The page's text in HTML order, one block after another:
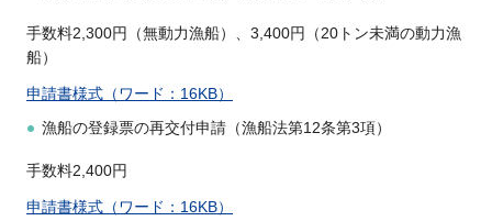
手数料2,300円（無動力漁船）、3,400円（20トン未満の動力漁
船）
申請書様式（ワード：16KB）
漁船の登録票の再交付申請（漁船法第12条第3項）
手数料2,400円
申請書様式（ワード：16KB）